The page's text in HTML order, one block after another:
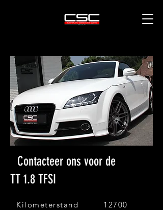
Contacteer ons voor de
TT 1.8 TFSI
Kilometerstand 12700